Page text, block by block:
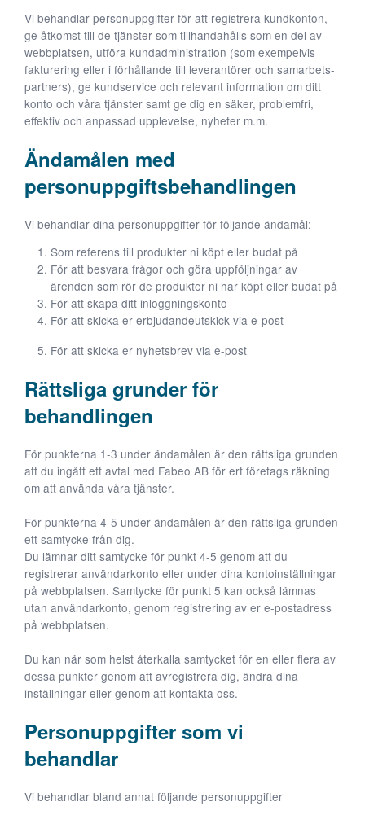
Vi behandlar personuppgifter för att registrera kundkonton,
ge åtkomst till de tjänster som tillhandahålls som en del av
webbplatsen, utföra kundadministration (som exempelvis
fakturering eller i förhållande till leverantörer och samarbets­
partners), ge kundservice och relevant information om ditt
konto och våra tjänster samt ge dig en säker, problemfri,
effektiv och anpassad upplevelse, nyheter m.m.
Ändamålen med
personuppgiftsbehandlingen
Vi behandlar dina personuppgifter för följande ändamål:
Som referens till produkter ni köpt eller budat på
För att besvara frågor och göra uppföljningar av
ärenden som rör de produkter ni har köpt eller budat på
För att skapa ditt inloggningskonto
För att skicka er erbjudandeutskick via e-post
För att skicka er nyhetsbrev via e-post
Rättsliga grunder för
behandlingen
För punkterna 1-3 under ändamålen är den rättsliga grunden
att du ingått ett avtal med Fabeo AB för ert företags räkning
om att använda våra tjänster.
För punkterna 4-5 under ändamålen är den rättsliga grunden
ett samtycke från dig.
Du lämnar ditt samtycke för punkt 4-5 genom att du
registrerar användarkonto eller under dina kontoinställningar
på webbplatsen. Samtycke för punkt 5 kan också lämnas
utan användarkonto, genom registrering av er e-postadress
på webbplatsen.
Du kan när som helst återkalla samtycket för en eller flera av
dessa punkter genom att avregistrera dig, ändra dina
inställningar eller genom att kontakta oss.
Personuppgifter som vi
behandlar
Vi behandlar bland annat följande personuppgifter
Upplevelse
För att vår
hemsida ska
prestera så
bra som
under ditt
du nekar de
kommer viss
att försvinna
från
hemsidan.
Marknadsföring
Genom att dela
intressen och ditt
beteende när du
surfar ökar du
personligt
anpassat innehåll
och erbjudanden.